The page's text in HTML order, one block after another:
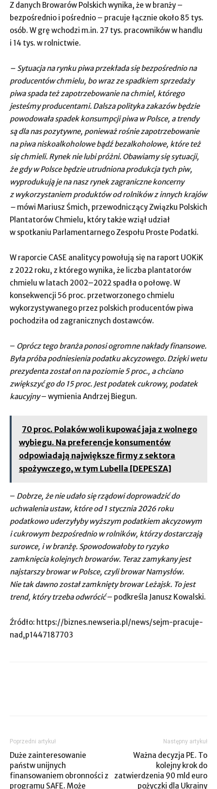
Z danych Browarów Polskich wynika, że w branży –
bezpośrednio i pośrednio – pracuje łącznie około 85 tys.
osób. W grę wchodzi m.in. 27 tys. pracowników w handlu
i 14 tys. w rolnictwie.
– Sytuacja na rynku piwa przekłada się bezpośrednio na
producentów chmielu, bo wraz ze spadkiem sprzedaży
piwa spada też zapotrzebowanie na chmiel, którego
jesteśmy producentami. Dalsza polityka zakazów będzie
powodowała spadek konsumpcji piwa w Polsce, a trendy
są dla nas pozytywne, ponieważ rośnie zapotrzebowanie
na piwa niskoalkoholowe bądź bezalkoholowe, które też
się chmieli. Rynek nie lubi próżni. Obawiamy się sytuacji,
że gdy w Polsce będzie utrudniona produkcja tych piw,
wyprodukują je na nasz rynek zagraniczne koncerny
z wykorzystaniem produktów od rolników z innych krajów
– mówi Mariusz Śmich, przewodniczący Związku Polskich
Plantatorów Chmielu, który także wziął udział
w spotkaniu Parlamentarnego Zespołu Proste Podatki.
W raporcie CASE analitycy powołują się na raport UOKiK
z 2022 roku, z którego wynika, że liczba plantatorów
chmielu w latach 2002–2022 spadła o połowę. W
konsekwencji 56 proc. przetworzonego chmielu
wykorzystywanego przez polskich producentów piwa
pochodziła od zagranicznych dostawców.
– Oprócz tego branża ponosi ogromne nakłady finansowe.
Była próba podniesienia podatku akcyzowego. Dzięki wetu
prezydenta został on na poziomie 5 proc., a chciano
zwiększyć go do 15 proc. Jest podatek cukrowy, podatek
kaucyjny– wymienia Andrzej Biegun.
70 proc. Polaków woli kupować jaja z wolnego
wybiegu. Na preferencje konsumentów
odpowiadają największe firmy z sektora
spożywczego, w tym Lubella ​[DEPESZA]
– Dobrze, że nie udało się rządowi doprowadzić do
uchwalenia ustaw, które od 1 stycznia 2026 roku
podatkowo uderzyłyby wyższym podatkiem akcyzowym
i cukrowym bezpośrednio w rolników, którzy dostarczają
surowce, i w branżę. Spowodowałoby to ryzyko
zamknięcia kolejnych browarów. Teraz zamykany jest
najstarszy browar w Polsce, czyli browar Namysłów.
Nie tak dawno został zamknięty browar Leżajsk. To jest
trend, który trzeba odwrócić– podkreśla Janusz Kowalski.
Źródło: https://biznes.newseria.pl/news/sejm-pracuje-
nad,p1447187703
Poprzedni artykuł
Duże zainteresowanie
państw unijnych
finansowaniem obronności z
programu SAFE. Może
Następny artykuł
Ważna decyzja PE. To
kolejny krok do
zatwierdzenia 90 mld euro
pożyczki dla Ukrainy